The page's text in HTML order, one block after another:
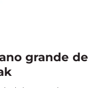
grande de